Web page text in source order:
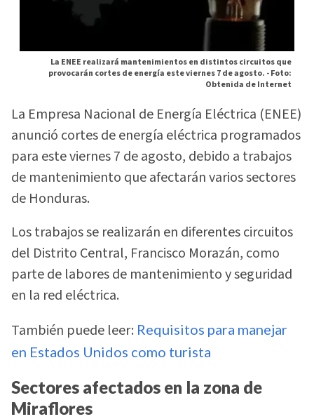
La ENEE realizará mantenimientos en distintos circuitos que
provocarán cortes de energía este viernes 7 de agosto. -Foto:
Obtenida de Internet
La Empresa Nacional de Energía Eléctrica (ENEE)
anunció cortes de energía eléctrica programados
para este viernes 7 de agosto, debido a trabajos
de mantenimiento que afectarán varios sectores
de Honduras.
Los trabajos se realizarán en diferentes circuitos
del Distrito Central, Francisco Morazán, como
parte de labores de mantenimiento y seguridad
en la red eléctrica.
También puede leer: Requisitos para manejar
en Estados Unidos como turista
Sectores afectados en la zona de
Miraflores